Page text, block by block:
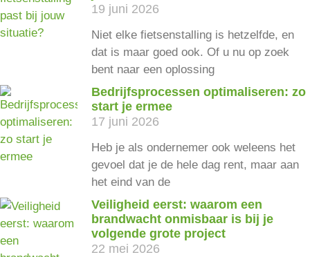
19 juni 2026
Niet elke fietsenstalling is hetzelfde, en
dat is maar goed ook. Of u nu op zoek
bent naar een oplossing
Bedrijfsprocessen optimaliseren: zo
start je ermee
17 juni 2026
Heb je als ondernemer ook weleens het
gevoel dat je de hele dag rent, maar aan
het eind van de
Veiligheid eerst: waarom een
brandwacht onmisbaar is bij je
volgende grote project
22 mei 2026